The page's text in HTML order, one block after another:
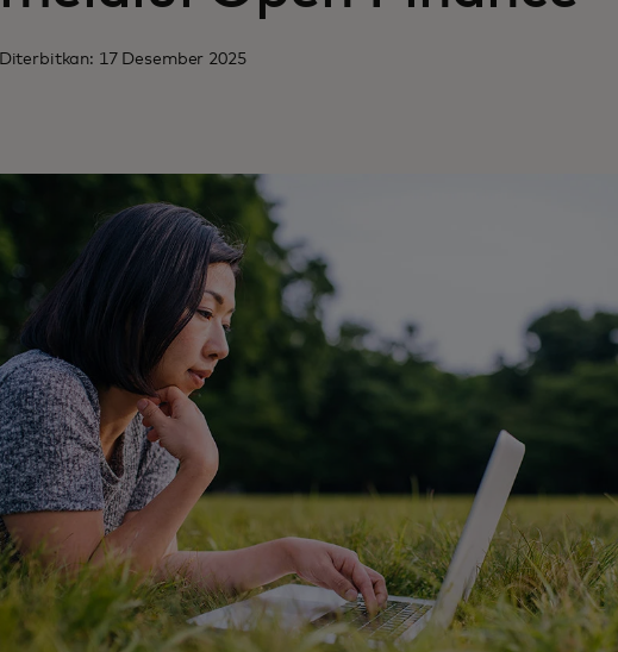
Diterbitkan: 17 Desember 2025